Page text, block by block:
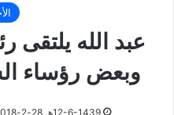
عبد الله يلتقى
وبعض رؤساء
12-6-1439هـ 28-2-2018م